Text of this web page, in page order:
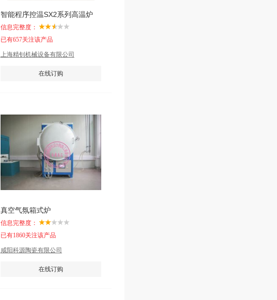
智能程序控温SX2系列高温炉
信息完整度：
已有657关注该产品
上海精钊机械设备有限公司
在线订购
真空气氛箱式炉
信息完整度：
已有1860关注该产品
咸阳科源陶瓷有限公司
在线订购